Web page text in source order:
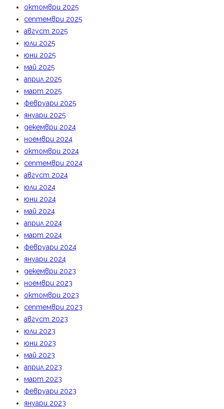
октомври 2025
септември 2025
август 2025
юли 2025
юни 2025
май 2025
април 2025
март 2025
февруари 2025
януари 2025
декември 2024
ноември 2024
октомври 2024
септември 2024
август 2024
юли 2024
юни 2024
май 2024
април 2024
март 2024
февруари 2024
януари 2024
декември 2023
ноември 2023
октомври 2023
септември 2023
август 2023
юли 2023
юни 2023
май 2023
април 2023
март 2023
февруари 2023
януари 2023